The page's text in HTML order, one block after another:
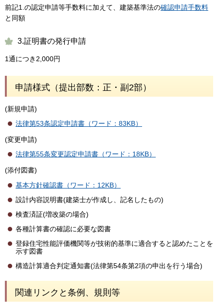
前記1.の認定申請等手数料に加えて、建築基準法の確認申請手数料
と同額
3.証明書の発行申請
1通につき2,000円
申請様式（提出部数：正・副2部）
(新規申請)
法律第53条認定申請書（ワード：83KB）
(変更申請)
法律第55条変更認定申請書（ワード：18KB）
(添付図書)
基本方針確認書（ワード：12KB）
設計内容説明書(建築士が作成し、記名したもの)
検査済証(増改築の場合)
各種計算書の確認に必要な図書
登録住宅性能評価機関等が技術的基準に適合すると認めたことを
示す図書
構造計算適合判定通知書(法律第54条第2項の申出を行う場合)
関連リンクと条例、規則等